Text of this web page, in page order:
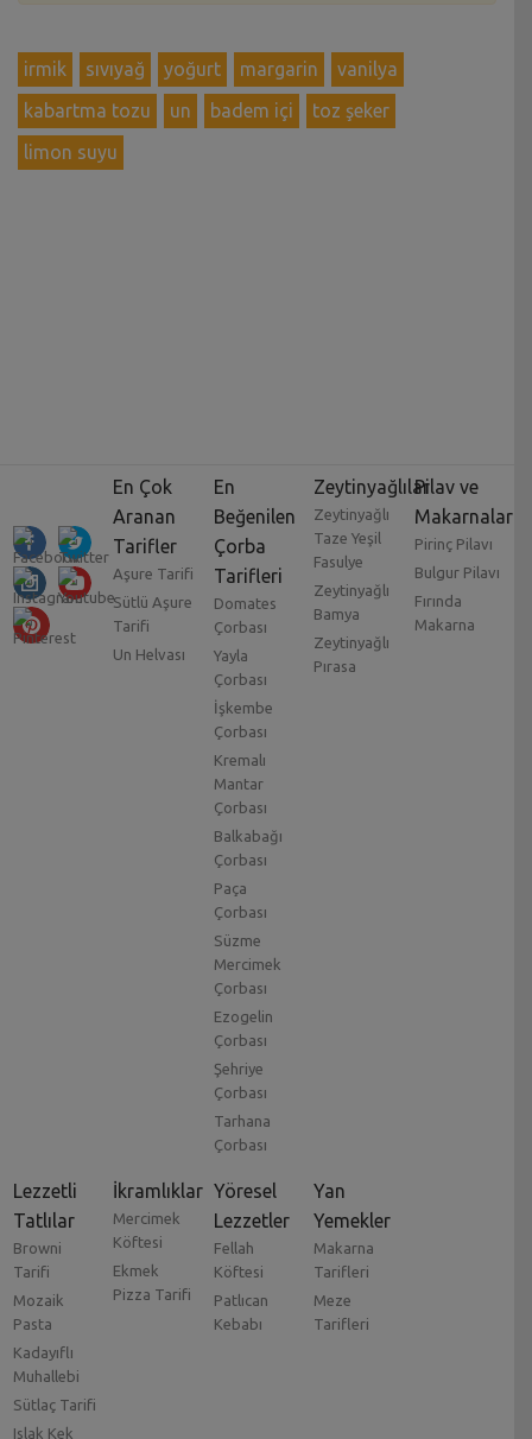
irmik sıvıyağ yoğurt margarin
vanilya
kabartma tozu
un badem içi
toz şeker
limon suyu
En Çok
Aranan
Tarifler
Aşure Tarifi
Sütlü Aşure
Tarifi
Un Helvası
En
Beğenilen
Çorba
Tarifleri
Domates
Çorbası
Yayla
Çorbası
İşkembe
Çorbası
Kremalı
Mantar
Çorbası
Balkabağı
Çorbası
Paça
Çorbası
Süzme
Mercimek
Çorbası
Ezogelin
Çorbası
Şehriye
Çorbası
Tarhana
Çorbası
Zeytinyağlılar
Zeytinyağlı
Taze Yeşil
Fasulye
Zeytinyağlı
Bamya
Zeytinyağlı
Pırasa
Pilav ve
Makarnalar
Pirinç Pilavı
Bulgur Pilavı
Fırında
Makarna
Lezzetli
Tatlılar
Browni
Tarifi
Mozaik
Pasta
Kadayıflı
Muhallebi
Sütlaç Tarifi
Islak Kek
İkramlıklar
Mercimek
Köftesi
Ekmek
Pizza Tarifi
Yöresel
Lezzetler
Fellah
Köftesi
Patlıcan
Kebabı
Yan
Yemekler
Makarna
Tarifleri
Meze
Tarifleri